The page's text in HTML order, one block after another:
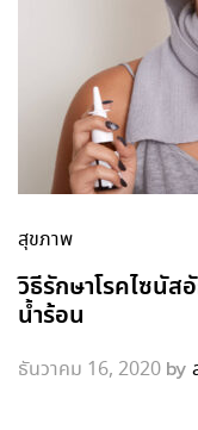
สุขภาพ
วิธีรักษาโรคไซนัส
น้ำร้อน
ธันวาคม 16, 2020 by